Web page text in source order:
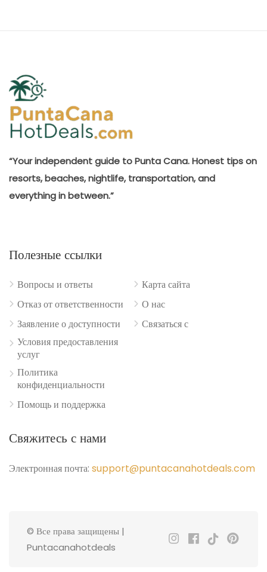
“Your independent guide to Punta Cana. Honest tips on
resorts, beaches, nightlife, transportation, and
everything in between.”
Полезные ссылки
Вопросы и ответы
Отказ от ответственности
Заявление о доступности
Условия предоставления
услуг
Политика
конфиденциальности
Помощь и поддержка
Карта сайта
О нас
Связаться с
Свяжитесь с нами
Электронная почта: support@puntacanahotdeals.com
© Все права защищены |
Puntacanahotdeals